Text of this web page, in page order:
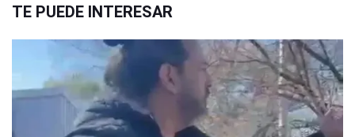
TE PUEDE INTERESAR